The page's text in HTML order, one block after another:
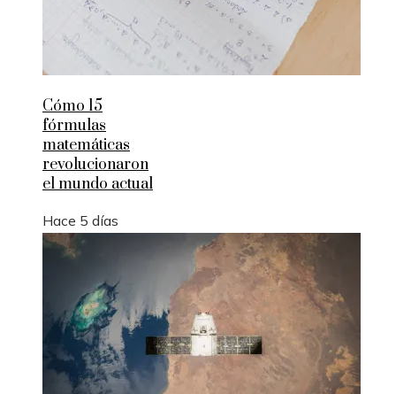
Cómo 15
fórmulas
matemáticas
revolucionaron
el mundo actual
Hace 5 días